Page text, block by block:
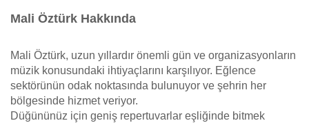
Mali Öztürk Hakkında
Mali Öztürk, uzun yıllardır önemli gün ve organizasyonların
müzik konusundaki ihtiyaçlarını karşılıyor. Eğlence
sektörünün odak noktasında bulunuyor ve şehrin her
bölgesinde hizmet veriyor.
Düğününüz için geniş repertuvarlar eşliğinde bitmek